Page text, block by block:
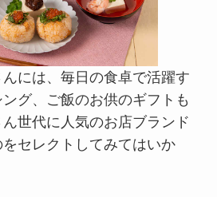
には、毎日の食卓で活躍す
グ、ご飯のお供のギフトも
世代に人気のお店ブランド
セレクトしてみてはいか